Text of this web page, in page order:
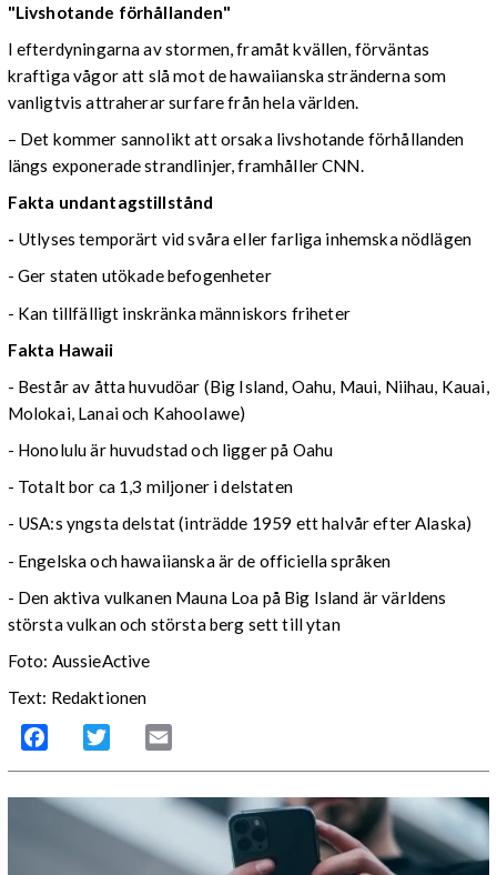
"Livshotande förhållanden"
I efterdyningarna av stormen, framåt kvällen, förväntas
kraftiga vågor att slå mot de hawaiianska stränderna som
vanligtvis attraherar surfare från hela världen.
– Det kommer sannolikt att orsaka livshotande förhållanden
längs exponerade strandlinjer, framhåller CNN.
Fakta undantagstillstånd
- Utlyses temporärt vid svåra eller farliga inhemska nödlägen
- Ger staten utökade befogenheter
- Kan tillfälligt inskränka människors friheter
Fakta Hawaii
- Består av åtta huvudöar (Big Island, Oahu, Maui, Niihau, Kauai,
Molokai, Lanai och Kahoolawe)
- Honolulu är huvudstad och ligger på Oahu
- Totalt bor ca 1,3 miljoner i delstaten
- USA:s yngsta delstat (inträdde 1959 ett halvår efter Alaska)
- Engelska och hawaiianska är de officiella språken
- Den aktiva vulkanen Mauna Loa på Big Island är världens
största vulkan och största berg sett till ytan
Foto: AussieActive
Text: Redaktionen
Facebook Twitter